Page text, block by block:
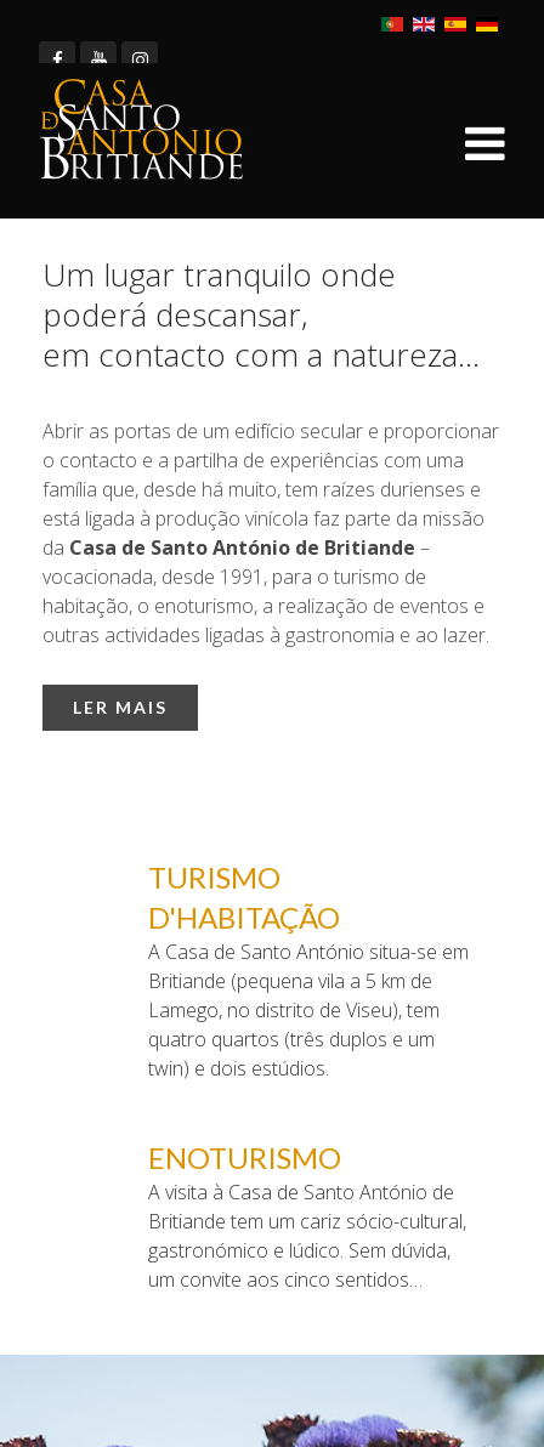
Um lugar tranquilo onde
poderá descansar,
em contacto com a natureza...
Abrir as portas de um edifício secular e proporcionar
o contacto e a partilha de experiências com uma
família que, desde há muito, tem raízes durienses e
está ligada à produção vinícola faz parte da missão
da Casa de Santo António de Britiande –
vocacionada, desde 1991, para o turismo de
habitação, o enoturismo, a realização de eventos e
outras actividades ligadas à gastronomia e ao lazer.
LER MAIS
TURISMO
D'HABITAÇÃO
A Casa de Santo António situa-se em
Britiande (pequena vila a 5 km de
Lamego, no distrito de Viseu), tem
quatro quartos (três duplos e um
twin) e dois estúdios.
ENOTURISMO
A visita à Casa de Santo António de
Britiande tem um cariz sócio-cultural,
gastronómico e lúdico. Sem dúvida,
um convite aos cinco sentidos…